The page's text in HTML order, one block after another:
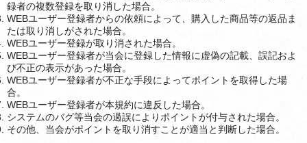
録者の複数登録を取り消した場合。
WEBユーザー登録者からの依頼によって、購入した商品等の返品ま
たは取り消しがされた場合。
WEBユーザー登録が取り消された場合。
WEBユーザー登録者が当会に登録した情報に虚偽の記載、誤記およ
び不正の表示があった場合。
WEBユーザー登録者が不正な手段によってポイントを取得した場
合。
WEBユーザー登録者が本規約に違反した場合。
システムのバグ等当会の過誤によりポイントが付与された場合。
その他、当会がポイントを取り消すことが適当と判断した場合。